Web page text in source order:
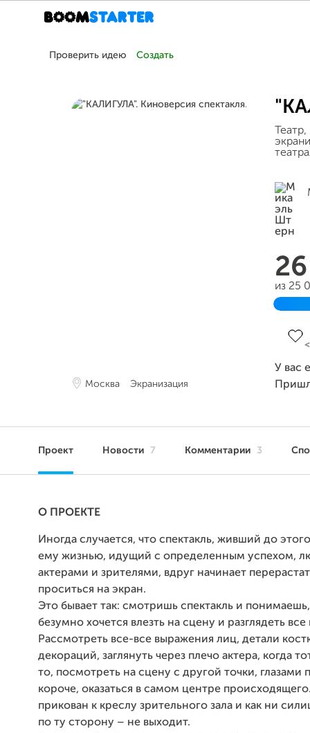
Проверить идею Создать
Москва Экранизация
из 25
У вас
Проект Новости 7 Комментарии 3
О ПРОЕКТЕ
Иногда случается, что спектакль, живший до
ему жизнью, идущий с определенным успехом,
актерами и зрителями, вдруг начинает
проситься на экран.
Это бывает так: смотришь спектакль и
безумно хочется влезть на сцену и разглядеть
Рассмотреть все-все выражения лиц, детали
декораций, заглянуть через плечо актера, когда
то, посмотреть на сцену с другой точки, глазами
короче, оказаться в самом центре
прикован к креслу зрительного зала и как ни
по ту сторону – не выходит.